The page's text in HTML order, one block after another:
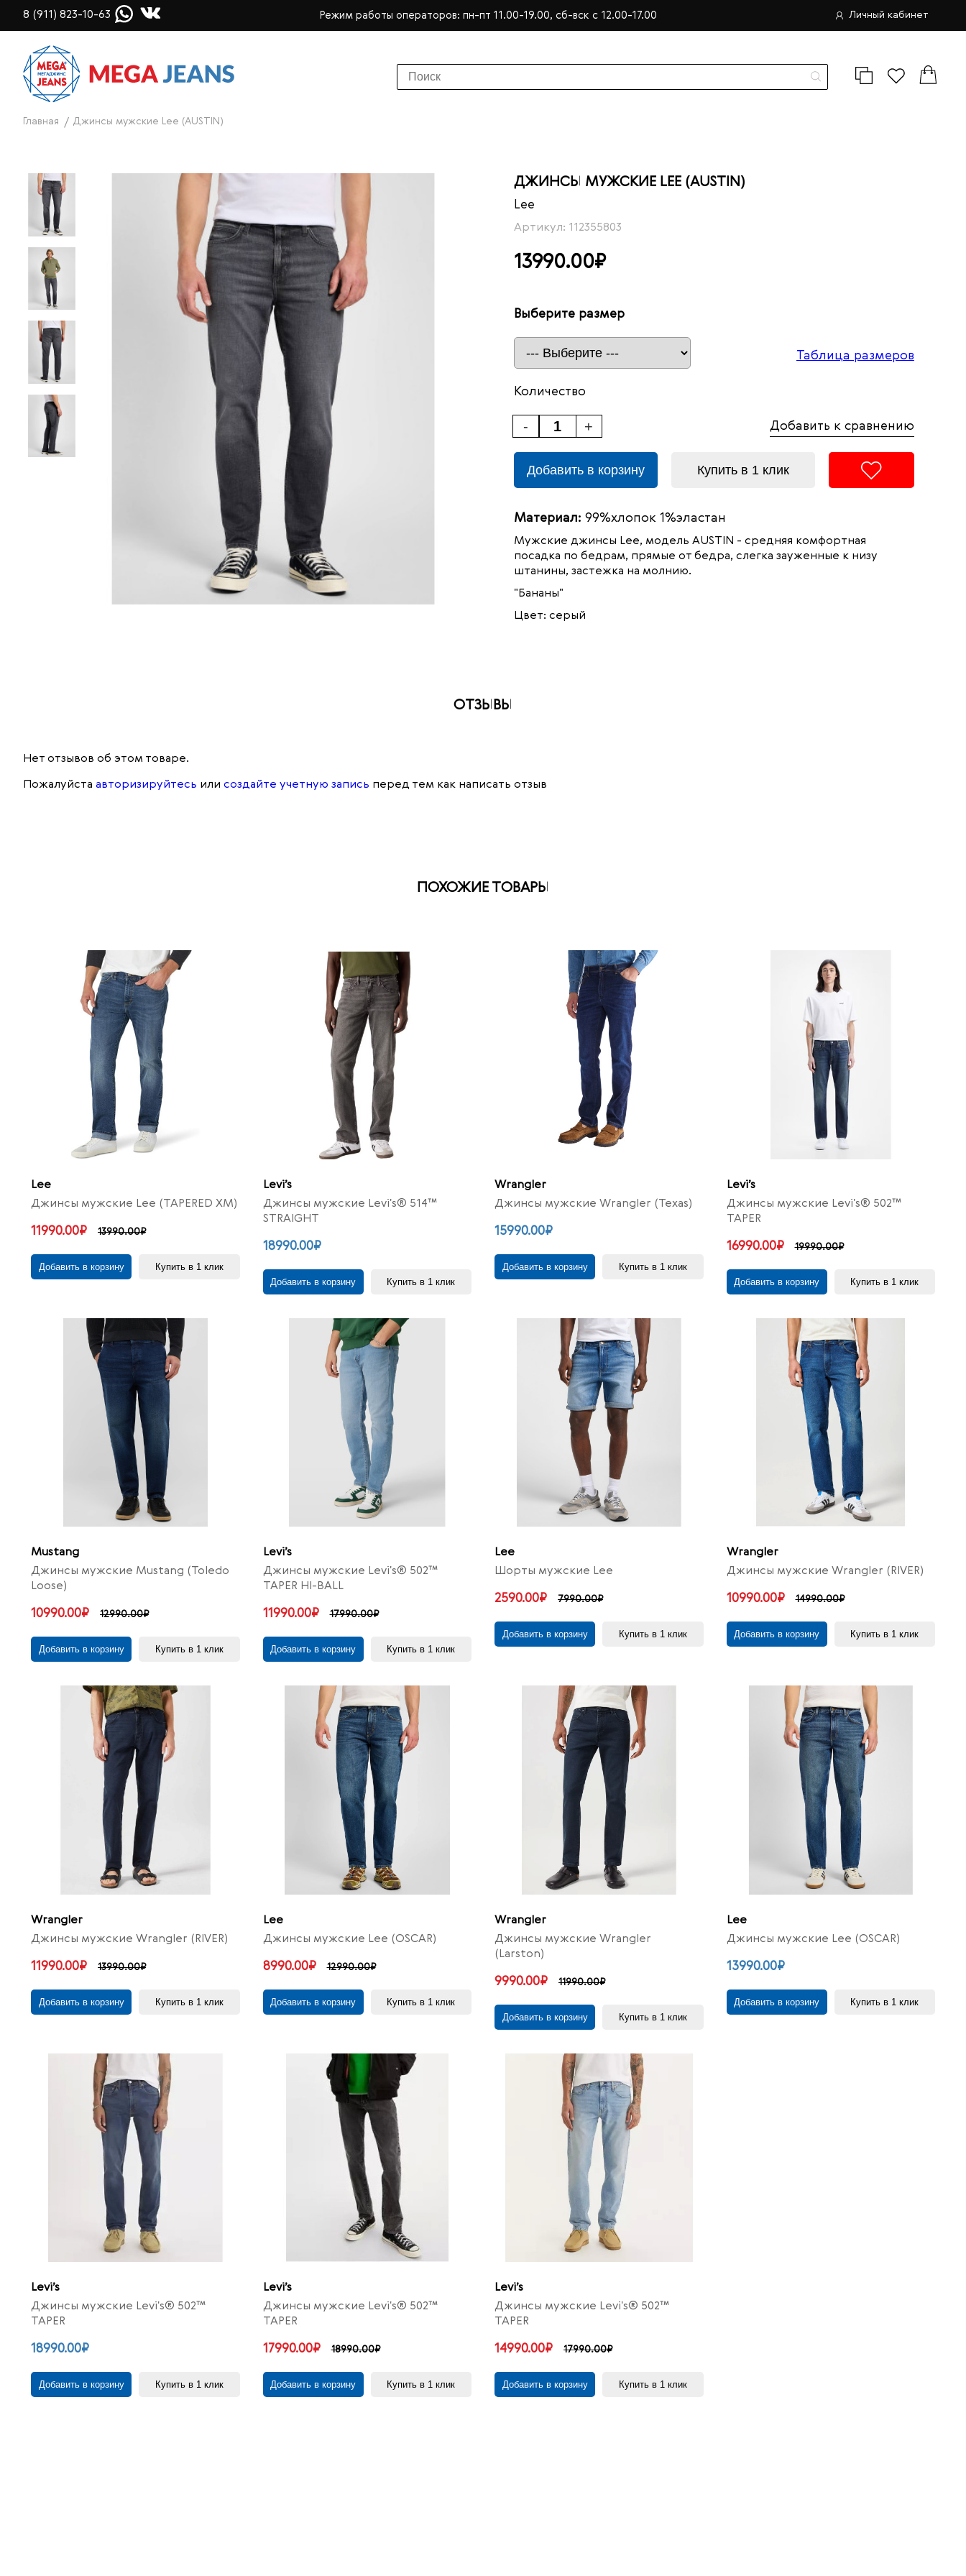
8 (911) 823-10-63 Режим работы операторов: пн-пт 11.00-19.00, сб-вск с 12.00-17.00 Личный кабинет
Главная Джинсы мужские Lee (AUSTIN)
ДЖИНСЫ МУЖСКИЕ LEE (AUSTIN)
Lee
Артикул: 112355803
13990.00₽
Выберите размер
Таблица размеров
Количество
+
- Добавить к сравнению
Добавить в корзину Купить в 1 клик
Материал: 99%хлопок 1%эластан
Мужские джинсы Lee, модель AUSTIN - средняя комфортная
посадка по бедрам, прямые от бедра, слегка зауженные к низу
штанины, застежка на молнию.
"Бананы"
Цвет: серый
ОТЗЫВЫ
Нет отзывов об этом товаре.
Пожалуйста авторизируйтесь или создайте учетную запись перед тем как написать отзыв
ПОХОЖИЕ ТОВАРЫ
Lee
Джинсы мужские Lee (TAPERED XM)
11990.00₽ 13990.00₽
Добавить в корзину Купить в 1 клик
Levi’s
Джинсы мужские Levi's® 514™
STRAIGHT
18990.00₽
Добавить в корзину Купить в 1 клик
Wrangler
Джинсы мужские Wrangler (Texas)
15990.00₽
Добавить в корзину Купить в 1 клик
Levi’s
Джинсы мужские Levi's® 502™
TAPER
16990.00₽ 19990.00₽
Добавить в корзину Купить в 1 клик
Mustang
Джинсы мужские Mustang (Toledo
Loose)
10990.00₽ 12990.00₽
Добавить в корзину Купить в 1 клик
Levi’s
Джинсы мужские Levi's® 502™
TAPER HI-BALL
11990.00₽ 17990.00₽
Добавить в корзину Купить в 1 клик
Lee
Шорты мужские Lee
2590.00₽ 7990.00₽
Добавить в корзину Купить в 1 клик
Wrangler
Джинсы мужские Wrangler (RIVER)
10990.00₽ 14990.00₽
Добавить в корзину Купить в 1 клик
Wrangler
Джинсы мужские Wrangler (RIVER)
11990.00₽ 13990.00₽
Добавить в корзину Купить в 1 клик
Lee
Джинсы мужские Lee (OSCAR)
8990.00₽ 12990.00₽
Добавить в корзину Купить в 1 клик
Wrangler
Джинсы мужские Wrangler
(Larston)
9990.00₽ 11990.00₽
Добавить в корзину Купить в 1 клик
Lee
Джинсы мужские Lee (OSCAR)
13990.00₽
Добавить в корзину Купить в 1 клик
Levi’s
Джинсы мужские Levi's® 502™
TAPER
18990.00₽
Добавить в корзину Купить в 1 клик
Levi’s
Джинсы мужские Levi's® 502™
TAPER
17990.00₽ 18990.00₽
Добавить в корзину Купить в 1 клик
Levi’s
Джинсы мужские Levi's® 502™
TAPER
14990.00₽ 17990.00₽
Добавить в корзину Купить в 1 клик